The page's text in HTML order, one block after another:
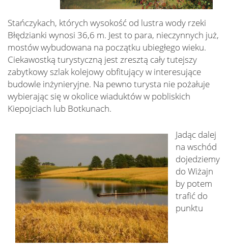
Stańczykach, których wysokość od lustra wody rzeki
Błędzianki wynosi 36,6 m. Jest to para, nieczynnych już,
mostów wybudowana na początku ubiegłego wieku.
Ciekawostką turystyczną jest zresztą cały tutejszy
zabytkowy szlak kolejowy obfitujący w interesujące
budowle inżynieryjne. Na pewno turysta nie pożałuje
wybierając się w okolice wiaduktów w pobliskich
Kiepojciach lub Botkunach.
Jadąc dalej
na wschód
dojedziemy
do Wiżajn
by potem
trafić do
punktu